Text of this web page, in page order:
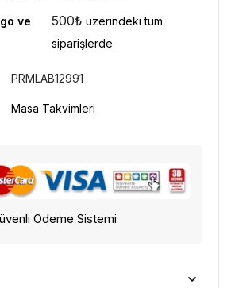
ve
500₺ üzerindeki tüm
siparişlerde
PRMLAB12991
Masa Takvimleri
Ödeme Sistemi